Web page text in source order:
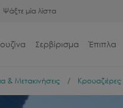
Ψάξτε μία λίστα
Σερβίρισμα Έπιπλα
& Μετακινήσεις Κρουαζιέρες